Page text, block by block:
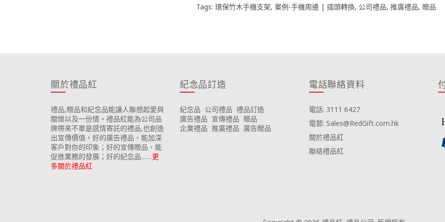
Tags: 環保竹木手機支架, 案例-手機周邊 | 插頭轉換, 公司禮品, 推廣禮品, 贈品
關於禮品紅
禮品,贈品和紀念品能讓人聯想起愛與
關懷以及一份情。禮品紅能為公司品
牌帶來不單是感情寄託的禮品,也創造
出宣傳價值。好的廣告禮品，能加深
客戶對你的印象；好的宣傳贈品，能
促進業務的發展；好的紀念品……更
多關於禮品紅
紀念品訂造
紀念品 公司禮品 禮品訂造
廣告禮品 宣傳禮品 贈品
企業禮品 推廣禮品 廣告贈品
電話聯絡資料
電話: 3111 6427
電郵: Sales@RedGift.com.hk
關於禮品紅
聯絡禮品紅